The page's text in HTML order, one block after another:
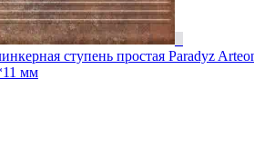
ступень простая Paradyz
мм